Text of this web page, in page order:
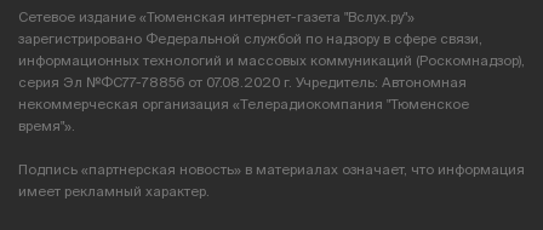
Сетевое издание «Тюменская интернет-газета "Вслух.ру"»
зарегистрировано Федеральной службой по надзору в сфере связи,
информационных технологий и массовых коммуникаций (Роскомнадзор),
серия Эл №ФС77-78856 от 07.08.2020 г. Учредитель: Автономная
некоммерческая организация «Телерадиокомпания "Тюменское
время"».
Подпись «партнерская новость» в материалах означает, что информация
имеет рекламный характер.